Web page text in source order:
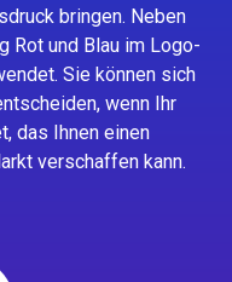
bringen. Neben
Rot und Blau im Logo-
Sie können sich
wenn Ihr
das Ihnen einen
verschaffen kann.